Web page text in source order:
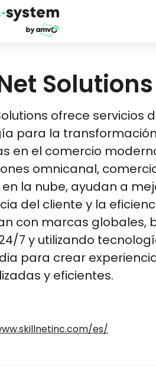
Solutions
ofrece servicios
para la
en el comercio
omnicanal,
en la nube, ayudan a
del cliente y la
con marcas globales,
7 y utilizando
para crear
y eficientes.
es/